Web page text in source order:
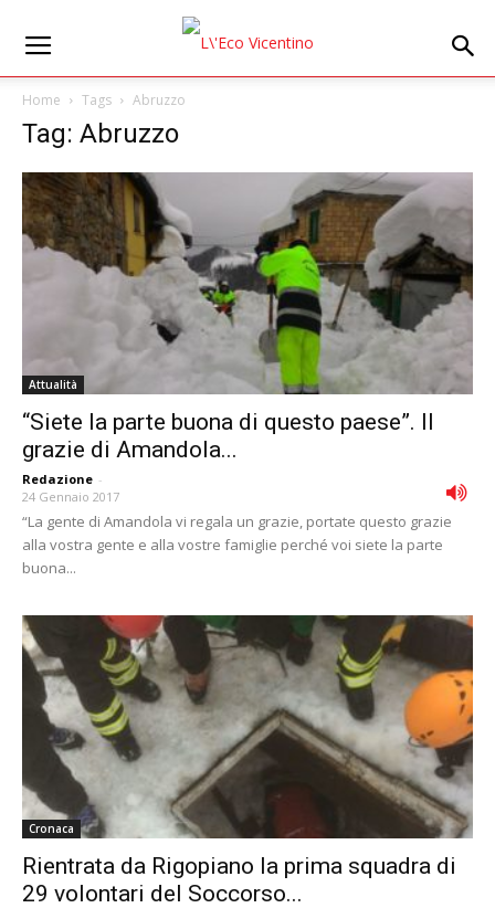
Home Tags Abruzzo
Tag: Abruzzo
Attualità
“Siete la parte buona di questo paese”. Il
grazie di Amandola...
Redazione -
24 Gennaio 2017
“La gente di Amandola vi regala un grazie, portate questo grazie
alla vostra gente e alla vostre famiglie perché voi siete la parte
buona...
Cronaca
Rientrata da Rigopiano la prima squadra di
29 volontari del Soccorso...